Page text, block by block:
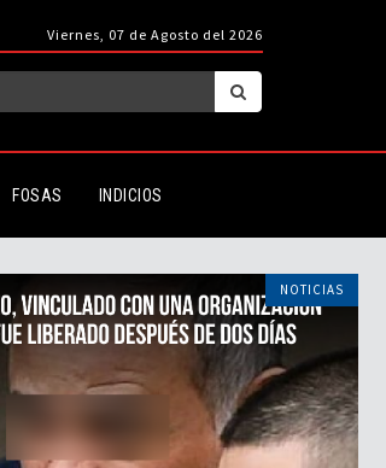
Viernes, 07 de Agosto del 2026
FOSAS INDICIOS
NOTICIAS